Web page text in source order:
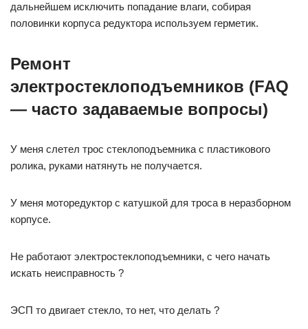
дальнейшем исключить попадание влаги, собирая
половинки корпуса редуктора используем герметик.
Ремонт
электростеклоподъемников (FAQ
— часто задаваемые вопросы)
У меня слетел трос стеклоподъемника с пластикового
ролика, руками натянуть не получается.
У меня моторедуктор с катушкой для троса в неразборном
корпусе.
Не работают электростеклоподъемники, с чего начать
искать неисправность ?
ЭСП то двигает стекло, то нет, что делать ?